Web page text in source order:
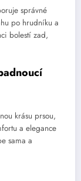
správné
po hrudníku a
bolestí zad,
krásu prsou,
a elegance
sama a